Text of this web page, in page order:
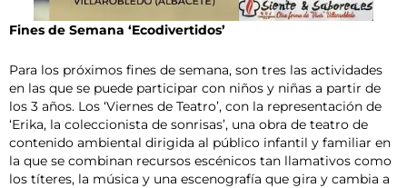
Fines de Semana ‘Ecodivertidos’
Para los próximos fines de semana, son tres las actividades
en las que se puede participar con niños y niñas a partir de
los 3 años. Los ‘Viernes de Teatro’, con la representación de
‘Erika, la coleccionista de sonrisas’, una obra de teatro de
contenido ambiental dirigida al público infantil y familiar en
la que se combinan recursos escénicos tan llamativos como
los títeres, la música y una escenografía que gira y cambia a